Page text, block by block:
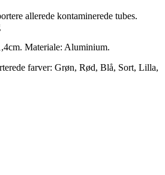
allerede kontaminerede tubes.
Materiale: Aluminium.
farver: Grøn, Rød, Blå, Sort, Lilla,